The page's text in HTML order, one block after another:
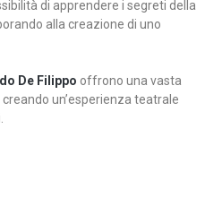
di apprendere i segreti della
alla creazione di uno
De Filippo offrono una vasta
un’esperienza teatrale